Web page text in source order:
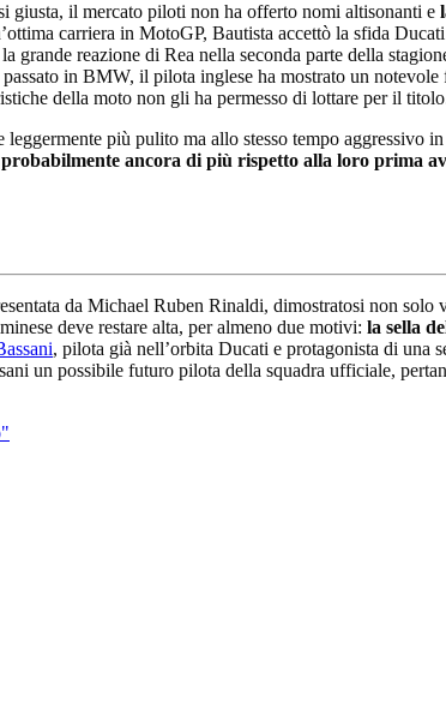
giusta, il mercato piloti non ha offerto nomi altisonanti e
carriera in MotoGP, Bautista accettò la sfida
grande reazione di Rea nella seconda parte della
in BMW, il pilota inglese ha mostrato un
della moto non gli ha permesso di lottare per il
più pulito ma allo stesso tempo aggressivo
probabilmente ancora di più rispetto alla loro prima
da Michael Ruben Rinaldi, dimostratosi non
deve restare alta, per almeno due motivi: la sella
, pilota già nell’orbita Ducati e protagonista di una
un possibile futuro pilota della squadra ufficiale,